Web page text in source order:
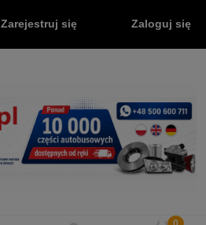
Zarejestruj się Zaloguj się